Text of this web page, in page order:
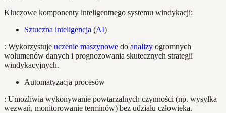
Kluczowe komponenty inteligentnego systemu windykacji:
Sztuczna inteligencja (AI)
: Wykorzystuje uczenie maszynowe do analizy ogromnych
wolumenów danych i prognozowania skutecznych strategii
windykacyjnych.
Automatyzacja procesów
: Umożliwia wykonywanie powtarzalnych czynności (np. wysyłka
wezwań, monitorowanie terminów) bez udziału człowieka.